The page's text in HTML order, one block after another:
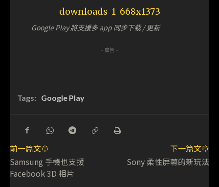
Google Play 將支援多 app 同步下載 / 更新
- 廣告 -
Tags: Google Play
前一篇文章
Samsung 手機也支援
Facebook 3D 相片
下一篇文章
Sony 柔性屏幕的新玩法